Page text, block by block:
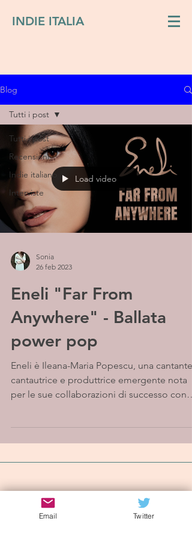
INDIE ITALIA
Blog
Tutti i post
Recensioni
Indie italiano
Interviste
Tutti i post
Load video
Sonia
26 feb 2023
Eneli "Far From
Anywhere" - Ballata
power pop
Eneli è Ileana-Maria Popescu, una cantante,
cantautrice e produttrice emergente nota
per le sue collaborazioni di successo con
Iscriviti alla mailing list
Email Twitter